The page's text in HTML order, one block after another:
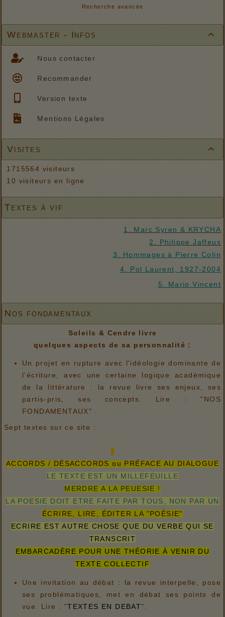
Recherche avancée

Webmaster - Infos
Nous contacter
Recommander
Version texte
Mentions Légales

Visites
1715564 visiteurs
10 visiteurs en ligne
Textes à vif
1. Marc Syren & KRYCHA
2. Philippe Jaffeux
3. Hommages à Pierre Colin
4. Pol Laurent, 1927-2004
5. Mario Vincent
Nos fondamentaux
Soleils & Cendre livre
quelques aspects de sa personnalité :
Un projet en rupture avec l'idéologie dominante de
l'écriture, avec une certaine logique académique
de la littérature : la revue livre ses enjeux, ses
partis-pris, ses concepts. Lire : "NOS
FONDAMENTAUX" .
Sept textes sur ce site :
ACCORDS / DÉSACCORDS ou PRÉFACE AU DIALOGUE
LE TEXTE EST UN MILLEFEUILLE
MERDRE A LA PEUESIE !
LA POESIE DOIT ETRE FAITE PAR TOUS, NON PAR UN
ÉCRIRE, LIRE, ÉDITER LA "POÉSIE"
ECRIRE EST AUTRE CHOSE QUE DU VERBE QUI SE
TRANSCRIT
EMBARCADÈRE POUR UNE THÉORIE À VENIR DU
TEXTE COLLECTIF
Une invitation au débat : la revue interpelle, pose
ses problématiques, met en débat ses points de
vue. Lire : "TEXTES EN DEBAT".